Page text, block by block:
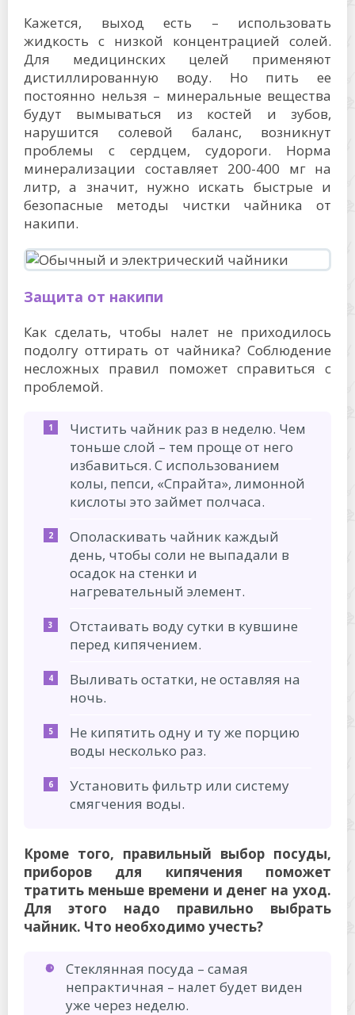
Кажется, выход есть – использовать
жидкость с низкой концентрацией солей.
Для медицинских целей применяют
дистиллированную воду. Но пить ее
постоянно нельзя – минеральные вещества
будут вымываться из костей и зубов,
нарушится солевой баланс, возникнут
проблемы с сердцем, судороги. Норма
минерализации составляет 200-400 мг на
литр, а значит, нужно искать быстрые и
безопасные методы чистки чайника от
накипи.
Защита от накипи
Как сделать, чтобы налет не приходилось
подолгу оттирать от чайника? Соблюдение
несложных правил поможет справиться с
проблемой.
Чистить чайник раз в неделю. Чем
тоньше слой – тем проще от него
избавиться. С использованием
колы, пепси, «Спрайта», лимонной
кислоты это займет полчаса.
Ополаскивать чайник каждый
день, чтобы соли не выпадали в
осадок на стенки и
нагревательный элемент.
Отстаивать воду сутки в кувшине
перед кипячением.
Выливать остатки, не оставляя на
ночь.
Не кипятить одну и ту же порцию
воды несколько раз.
Установить фильтр или систему
смягчения воды.
Кроме того, правильный выбор посуды,
приборов для кипячения поможет
тратить меньше времени и денег на уход.
Для этого надо правильно выбрать
чайник. Что необходимо учесть?
Стеклянная посуда – самая
непрактичная – налет будет виден
уже через неделю.